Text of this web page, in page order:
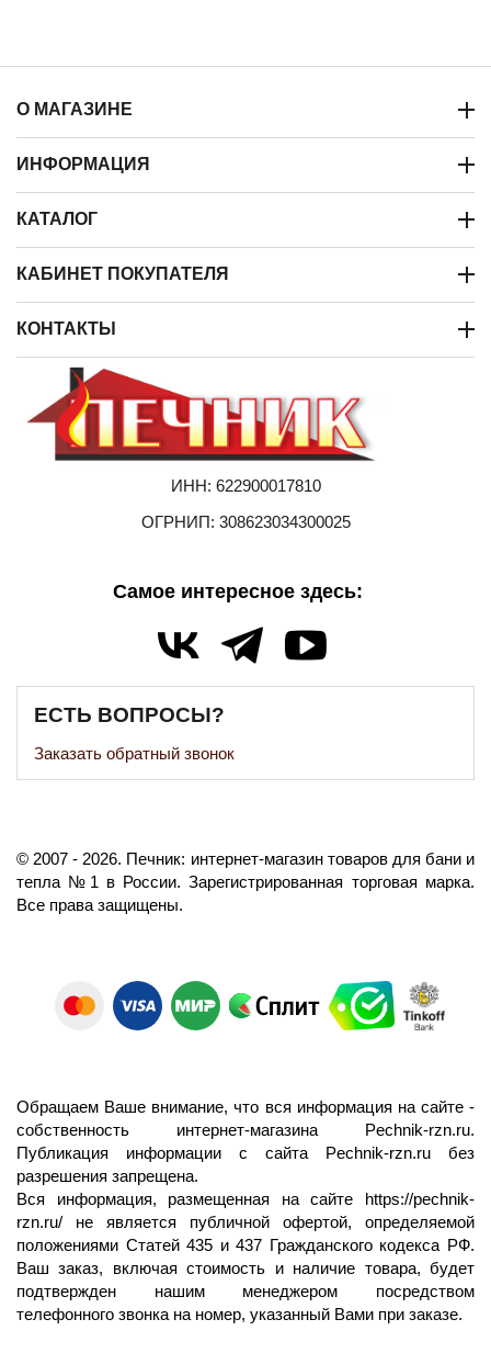
О МАГАЗИНЕ
ИНФОРМАЦИЯ
КАТАЛОГ
КАБИНЕТ ПОКУПАТЕЛЯ
КОНТАКТЫ
ИНН: 622900017810
ОГРНИП: 308623034300025
Самое интересное здесь:
ЕСТЬ ВОПРОСЫ?
Заказать обратный звонок
©️ 2007 - 2026. Печник: интернет-магазин товаров для бани и
тепла №1 в России. Зарегистрированная торговая марка.
Все права защищены.
Обращаем Ваше внимание, что вся информация на сайте -
собственность интернет-магазина Pechnik-rzn.ru.
Публикация информации с сайта Pechnik-rzn.ru без
разрешения запрещена.
Вся информация, размещенная на сайте https://pechnik-
rzn.ru/ не является публичной офертой, определяемой
положениями Статей 435 и 437 Гражданского кодекса РФ.
Ваш заказ, включая стоимость и наличие товара, будет
подтвержден нашим менеджером посредством
телефонного звонка на номер, указанный Вами при заказе.